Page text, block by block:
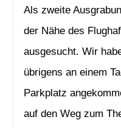
Als zweite
der Nähe des
ausgesucht. Wir
übrigens an einem
Parkplatz
auf den Weg zum